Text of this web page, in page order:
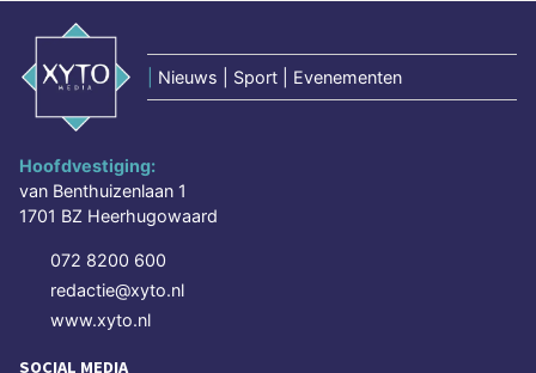
Nieuws | Sport | Evenementen
Hoofdvestiging:
van Benthuizenlaan 1
1701 BZ Heerhugowaard
072 8200 600
redactie@xyto.nl
www.xyto.nl
SOCIAL MEDIA